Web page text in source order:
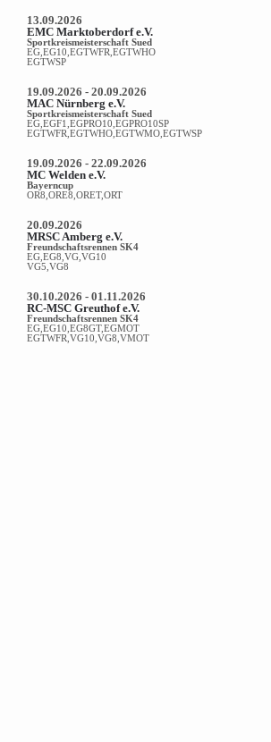
13.09.2026
EMC Marktoberdorf e.V.
Sportkreismeisterschaft Sued
EG,EG10,EGTWFR,EGTWHO
EGTWSP
19.09.2026 - 20.09.2026
MAC Nürnberg e.V.
Sportkreismeisterschaft Sued
EG,EGF1,EGPRO10,EGPRO10SP
EGTWFR,EGTWHO,EGTWMO,EGTWSP
19.09.2026 - 22.09.2026
MC Welden e.V.
Bayerncup
OR8,ORE8,ORET,ORT
20.09.2026
MRSC Amberg e.V.
Freundschaftsrennen SK4
EG,EG8,VG,VG10
VG5,VG8
30.10.2026 - 01.11.2026
RC-MSC Greuthof e.V.
Freundschaftsrennen SK4
EG,EG10,EG8GT,EGMOT
EGTWFR,VG10,VG8,VMOT